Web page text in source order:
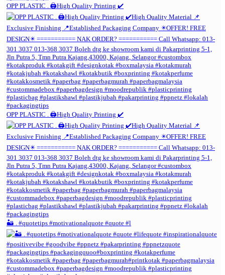
OPP PLASTIC . 🖨️High Quality Printing ✔️
OPP PLASTIC . 🖨️High Quality Printing ✔️
🏜️ . #quotetips #motivationalquote #quote #l